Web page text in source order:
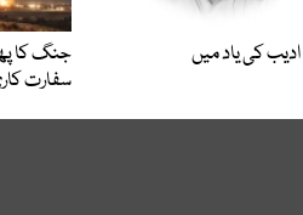
ادیب کی یاد میں
جنگ کا
سفارت